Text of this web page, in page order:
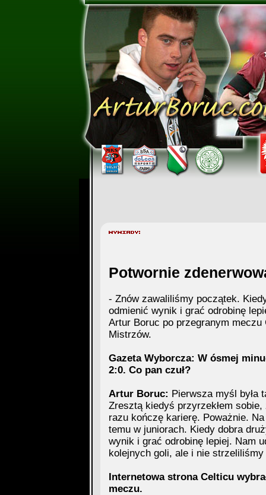
Potwornie
- Znów zawaliliśmy początek.
odmienić wynik i grać odrobinę
Artur Boruc po przegranym
Mistrzów.
Gazeta Wyborcza: W ósmej
2:0. Co pan czuł?
Artur Boruc: Pierwsza myśl była
Zresztą kiedyś przyrzekłem
razu kończę karierę. Poważnie.
temu w juniorach. Kiedy dobra
wynik i grać odrobinę lepiej. Nam
kolejnych goli, ale i nie strzeliliśmy
Internetowa strona Celticu
meczu.